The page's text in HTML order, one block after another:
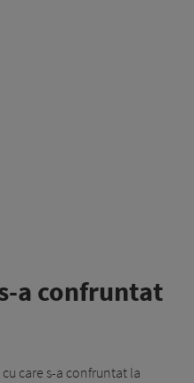
a confruntat
care s-a confruntat la